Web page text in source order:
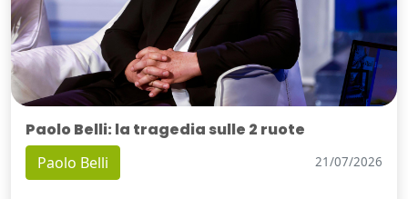
Paolo Belli: la tragedia sulle 2 ruote
Paolo Belli 21/07/2026